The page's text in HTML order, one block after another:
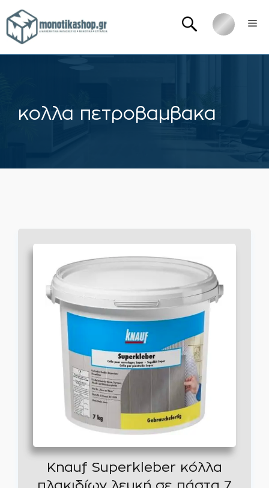
Μετάβαση
σε
περιεχόμενο
κολλα πετροβαμβακα
Knauf Superkleber κόλλα